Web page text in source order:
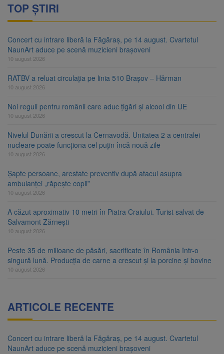
TOP ȘTIRI
Concert cu intrare liberă la Făgăraș, pe 14 august. Cvartetul
NaunArt aduce pe scenă muzicieni brașoveni
10 august 2026
RATBV a reluat circulația pe linia 510 Brașov – Hărman
10 august 2026
Noi reguli pentru românii care aduc țigări și alcool din UE
10 august 2026
Nivelul Dunării a crescut la Cernavodă. Unitatea 2 a centralei
nucleare poate funcționa cel puțin încă nouă zile
10 august 2026
Șapte persoane, arestate preventiv după atacul asupra
ambulanței „răpește copii”
10 august 2026
A căzut aproximativ 10 metri în Piatra Craiului. Turist salvat de
Salvamont Zărnești
10 august 2026
Peste 35 de milioane de păsări, sacrificate în România într-o
singură lună. Producția de carne a crescut și la porcine și bovine
10 august 2026
ARTICOLE RECENTE
Concert cu intrare liberă la Făgăraș, pe 14 august. Cvartetul
NaunArt aduce pe scenă muzicieni brașoveni